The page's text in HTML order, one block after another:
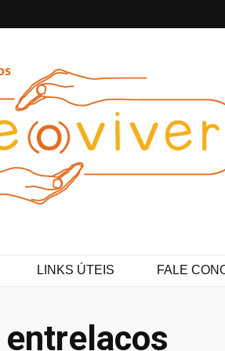
LINKS ÚTEIS FALE
entrelacos